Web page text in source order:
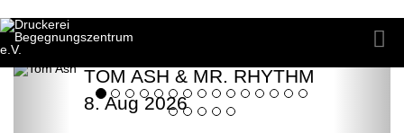
TOM ASH & MR. RHYTHM
8. Aug 2026